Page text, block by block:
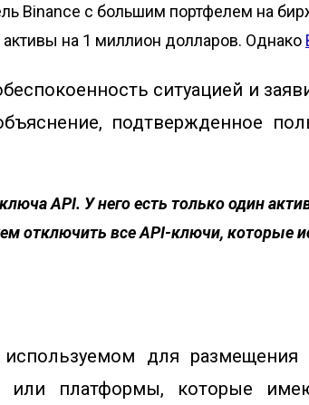
Binance с большим портфелем на
на 1 миллион долларов. Однако
ситуацией и
подтвержденное
API. У него есть только один
отключить все API-ключи, которые
для размещения
или платформы, которые